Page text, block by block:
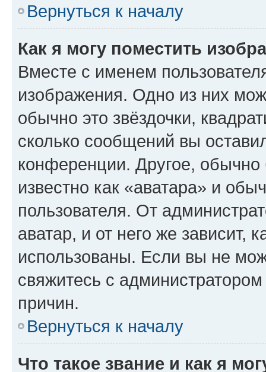
Вернуться к началу
Как я могу поместить
Вместе с именем
изображения. Одно из них
обычно это звёздочки,
сколько сообщений вы
конференции. Другое,
известно как «аватара» и
пользователя. От
аватар, и от него же зависит,
использованы. Если вы не
свяжитесь с
причин.
Вернуться к началу
Что такое звание и как я